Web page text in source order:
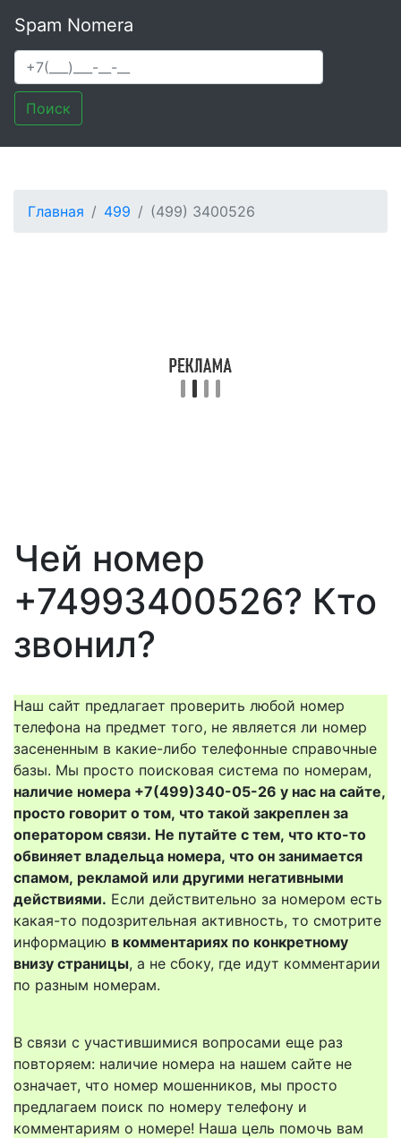
Spam Nomera
Поиск
Главная 499 (499) 3400526
Чей номер
+74993400526? Кто
звонил?
Наш сайт предлагает проверить любой номер
телефона на предмет того, не является ли номер
засененным в какие-либо телефонные справочные
базы. Мы просто поисковая система по номерам,
наличие номера +7(499)340-05-26 у нас на сайте,
просто говорит о том, что такой закреплен за
оператором связи. Не путайте с тем, что кто-то
обвиняет владельца номера, что он занимается
спамом, рекламой или другими негативными
действиями. Если действительно за номером есть
какая-то подозрительная активность, то смотрите
информацию в комментариях по конкретному
внизу страницы, а не сбоку, где идут комментарии
по разным номерам.
В связи с участившимися вопросами еще раз
повторяем: наличие номера на нашем сайте не
означает, что номер мошенников, мы просто
предлагаем поиск по номеру телефону и
комментариям о номере! Наша цель помочь вам